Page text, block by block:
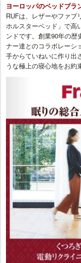
ヨーロッパのベッドブラ
RUFは、レザーやファブ
ホルスターベッド」で高
ンドです。創業90年の歴
ナー達とのコラボレーシ
手からていねいに作り出
うな極上の寝心地をお約